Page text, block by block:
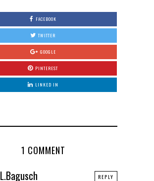
FACEBOOK
TWITTER
GOOGLE
PINTEREST
LINKED IN
1 COMMENT
L.Bagusch REPLY